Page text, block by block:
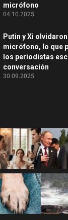
micrófono
04.10.2025
Putin y Xi
micrófono, lo que
los periodistas
conversación
30.09.2025